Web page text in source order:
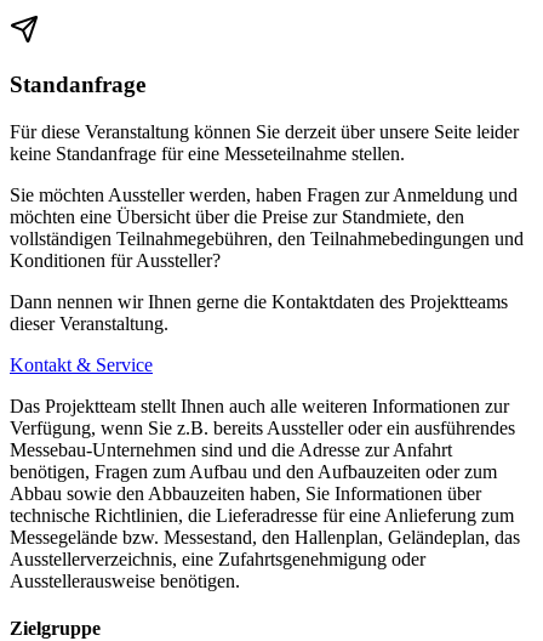
Standanfrage
Für diese Veranstaltung können Sie derzeit über unsere Seite leider
keine Standanfrage für eine Messeteilnahme stellen.
Sie möchten Aussteller werden, haben Fragen zur Anmeldung und
möchten eine Übersicht über die Preise zur Standmiete, den
vollständigen Teilnahmegebühren, den Teilnahmebedingungen und
Konditionen für Aussteller?
Dann nennen wir Ihnen gerne die Kontaktdaten des Projektteams
dieser Veranstaltung.
Kontakt & Service
Das Projektteam stellt Ihnen auch alle weiteren Informationen zur
Verfügung, wenn Sie z.B. bereits Aussteller oder ein ausführendes
Messebau-Unternehmen sind und die Adresse zur Anfahrt
benötigen, Fragen zum Aufbau und den Aufbauzeiten oder zum
Abbau sowie den Abbauzeiten haben, Sie Informationen über
technische Richtlinien, die Lieferadresse für eine Anlieferung zum
Messegelände bzw. Messestand, den Hallenplan, Geländeplan, das
Ausstellerverzeichnis, eine Zufahrtsgenehmigung oder
Ausstellerausweise benötigen.
Zielgruppe